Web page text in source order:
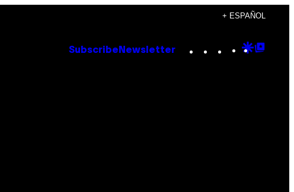
+ ESPAÑOL
Subscribe Newsletter Instagram
TikTok
YouTube
Google